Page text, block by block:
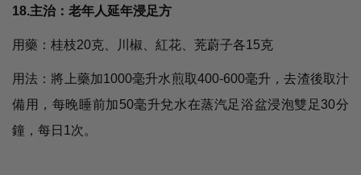
18.主治：老年人延年浸足方
用藥：桂枝20克、川椒、紅花、茺蔚子各15克
用法：將上藥加1000毫升水煎取400-600毫升，去渣後取汁
備用，每晚睡前加50毫升兌水在蒸汽足浴盆浸泡雙足30分
鐘，每日1次。